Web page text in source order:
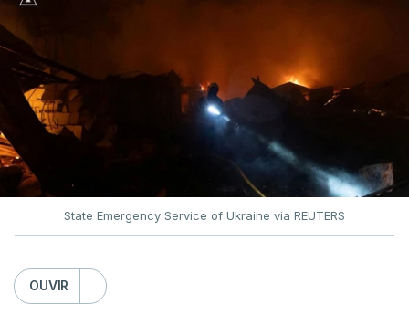
Donald Trump imponha taxas até 100% aos cinco
principais importadores russos de petróleo e gás.
O documento segue agora para a Câmara dos
Representantes, mas não se espera uma votação
antes de setembro.
O presidente ucraniano agradeceu aos Estados
esperar que esta seja uma resposta que leve o
State Emergency Service of Ukraine via REUTERS
OUVIR